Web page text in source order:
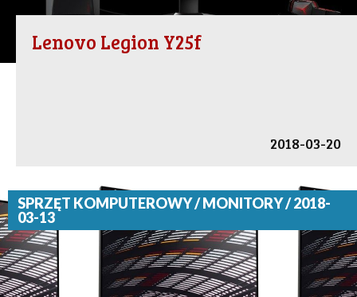
Lenovo Legion Y25f
2018-03-20
SPRZĘT KOMPUTEROWY / MONITORY / 2018-
03-13